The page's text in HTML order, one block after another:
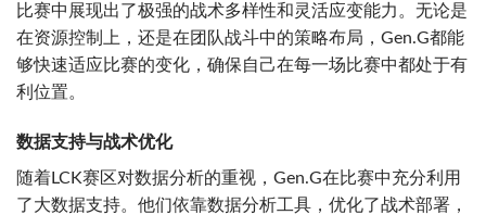
比赛中展现出了极强的战术多样性和灵活应变能力。无论是
在资源控制上，还是在团队战斗中的策略布局，Gen.G都能
够快速适应比赛的变化，确保自己在每一场比赛中都处于有
利位置。
数据支持与战术优化
随着LCK赛区对数据分析的重视，Gen.G在比赛中充分利用
了大数据支持。他们依靠数据分析工具，优化了战术部署，